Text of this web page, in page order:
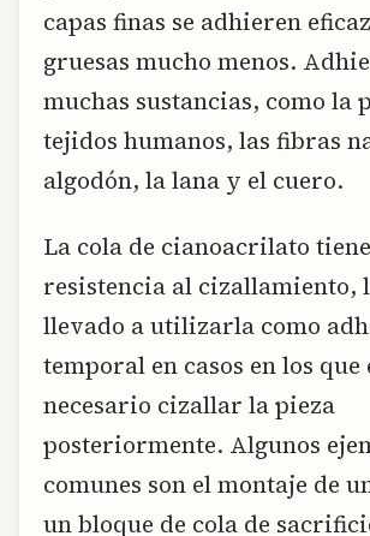
capas finas se adhieren
gruesas mucho menos.
muchas sustancias, como la
tejidos humanos, las fibras
algodón, la lana y el cuero.
La cola de cianoacrilato
resistencia al cizallamiento,
llevado a utilizarla como
temporal en casos en los que
necesario cizallar la pieza
posteriormente. Algunos
comunes son el montaje de
un bloque de cola de